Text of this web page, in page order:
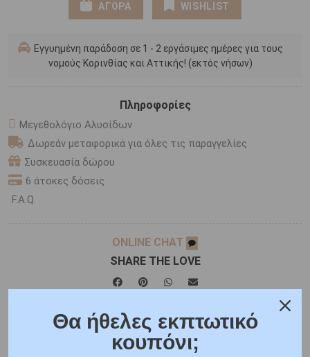
ΑΓΟΡΑ WISHLIST
Εγγυημένη παράδοση σε 1 - 2 εργάσιμες ημέρες για τους
νομούς Κορινθίας και Αττικής! (εκτός νήσων)
Πληροφορίες
Μεγεθολόγιο Αλυσίδων
Δωρεάν μεταφορικά για όλες τις παραγγελίες
Συσκευασία δώρου
6 άτοκες δόσεις
F.A.Q.
ONLINE CHAT
SHARE THE LOVE
Χαρακτηριστικά Γιατί εμάς Ρωτήστε μας
Κριτικές
Θα ήθελες εκπτωτικό
κουπόνι;